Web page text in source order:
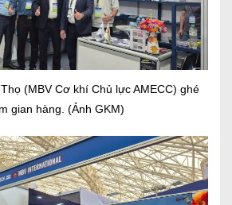
(MBV Cơ khí Chủ lực AMECC) ghé
gian hàng. (Ảnh GKM)